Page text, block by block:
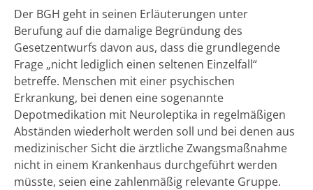
Der BGH geht in seinen Erläuterungen unter
Berufung auf die damalige Begründung des
Gesetzentwurfs davon aus, dass die grundlegende
Frage „nicht lediglich einen seltenen Einzelfall“
betreffe. Menschen mit einer psychischen
Erkrankung, bei denen eine sogenannte
Depotmedikation mit Neuroleptika in regelmäßigen
Abständen wiederholt werden soll und bei denen aus
medizinischer Sicht die ärztliche Zwangsmaßnahme
nicht in einem Krankenhaus durchgeführt werden
müsste, seien eine zahlenmäßig relevante Gruppe.